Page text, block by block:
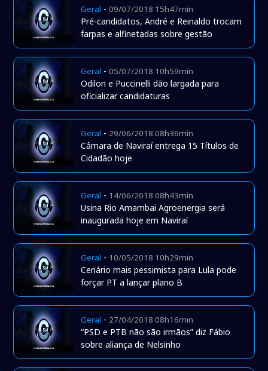
Geral -09/07/2018 15h47min
Pré-candidatos, André e Reinaldo trocam
farpas e alfinetadas sobre gestão
Geral -05/07/2018 10h59min
Odilon e Puccinelli dão largada para
oficializar candidaturas
Geral - 29/06/2018 08h36min
Câmara de Naviraí entrega 15 Títulos de
Cidadão hoje
Geral - 14/06/2018 08h43min
Usina Rio Amambai Agroenergia será
inaugurada hoje em Naviraí
Geral - 10/05/2018 10h29min
Cenário mais pessimista para Lula pode
forçar PT a lançar plano B
Geral - 27/04/2018 08h16min
“PSD e PTB não são irmãos” diz Fábio
sobre aliança de Nelsinho